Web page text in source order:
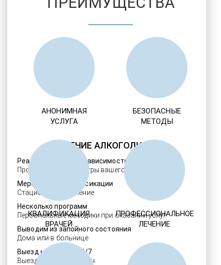
ЛЕЧЕНИЕ АЛКОГОЛИЗМА
Реабилитация алкозависимости
Проверенные ребцентры вашего региона
Мероприятия детоксикации
Стационарное лечение
Несколько программ
Персональные методики при оказании услуг
Выводим из запойного состояния
Дома или в больнице
Выезд нарколога 24/7
Выезд в течение 30 мин.
АНОНИМНАЯ
УСЛУГА
БЕЗОПАСНЫЕ
МЕТОДЫ
КВАЛИФИКАЦИЯ
ВРАЧЕЙ
ПРОФЕССИОНАЛЬНОЕ
ЛЕЧЕНИЕ